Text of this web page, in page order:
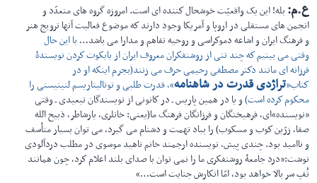
ع.م: بله! این یک واقعیّت خوشحال كننده ای است. امروزه گروه های متعدّد و
انجمن های مستقلی در اروپا و آمریكا وجود دارند كه موضوع فعالیت آنها ترویج هنر
و فرهنگ ایران و اشاعه دموكراسی و روحیه تفاهم و مدارا می باشد… با این حال
وقتی می بینیم كه چند تنی از روشنفكران معروف ایران از بایكوت كردن نویسندۀ
فرزانه ای مانند دكتر مصطفی رحیمی حرف می زنند(بجرم اینكه او در
كتاب«تراژدی قدرت در شاهنامه»، قدرت طلبی و توتالیتاریسم لنینیستی را
محكوم كرده است)و یا در همین پاریس ـ در كانونی از نویسندگان تبعیدی ـ وقتی
«نویسنده»ای، فرهیختگان و فرزانگان فرهنگ ما(یعنی: خانلری، یارشاطر، ذبیح الله
صفا، زرّین كوب و مسكوب) را بباد تهمت و دشنام می گیرد، می توان بسیار متأسف
و ناامید بود. چندی پیش، نویسنده ارجمند خانم ناهید موسوی در مطلب دردآلودی
نوشت:«درد جامعۀ روشنفكری ما را نمی توان با صدای بلند اعلام كرد، چون همانند
تُفِ سر بالا خواهد بود، امّا انكارش جنایت است…»